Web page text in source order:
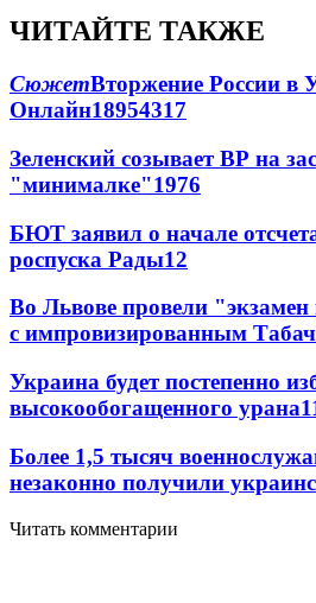
ЧИТАЙТЕ ТАКЖЕ
СюжетВторжение России в
Онлайн18954317
Зеленский созывает ВР на
"минималке"1976
БЮТ заявил о начале
роспуска Рады12
Во Львове провели "экзамен
с импровизированным
Украина будет постепенно
высокообогащенного урана
Более 1,5 тысяч
незаконно получили
Читать комментарии